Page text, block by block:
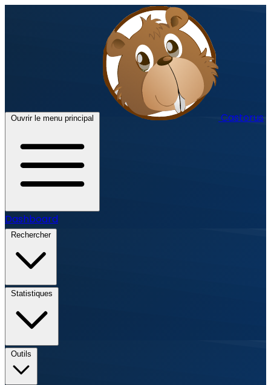
Ouvrir le menu principal Castorus
Dashboard
Rechercher
Statistiques
Outils